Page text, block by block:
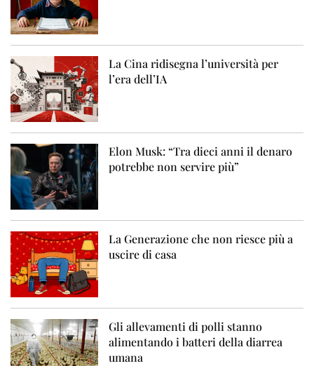
La Cina ridisegna l’università per
l’era dell’IA
Elon Musk: “Tra dieci anni il denaro
potrebbe non servire più”
La Generazione che non riesce più a
uscire di casa
Gli allevamenti di polli stanno
alimentando i batteri della diarrea
umana